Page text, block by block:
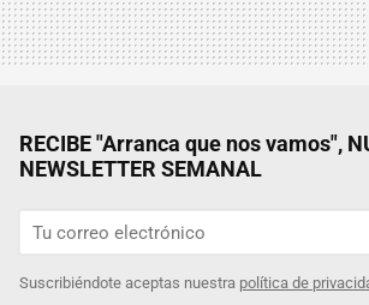
RECIBE "Arranca que nos vamos",
NEWSLETTER SEMANAL
Suscribiéndote aceptas nuestra política de